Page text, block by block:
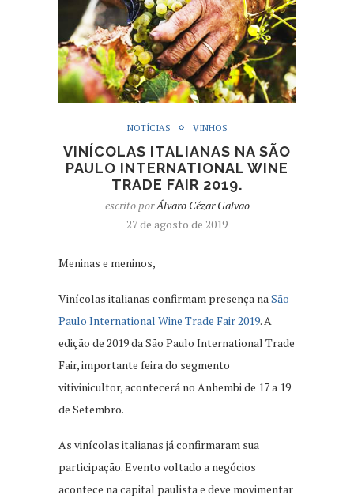
NOTÍCIAS VINHOS
VINÍCOLAS ITALIANAS NA SÃO
PAULO INTERNATIONAL WINE
TRADE FAIR 2019.
escrito porÁlvaro Cézar Galvão
27 de agosto de 2019
Meninas e meninos,
Vinícolas italianas confirmam presença na São
Paulo International Wine Trade Fair 2019. A
edição de 2019 da São Paulo International Trade
Fair, importante feira do segmento
vitivinicultor, acontecerá no Anhembi de 17 a 19
de Setembro.
As vinícolas italianas já confirmaram sua
participação. Evento voltado a negócios
acontece na capital paulista e deve movimentar